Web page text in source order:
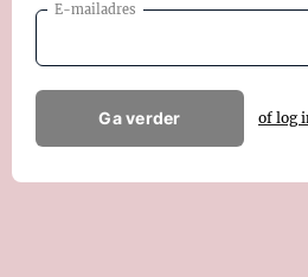
E-mailadres
Ga verder of log